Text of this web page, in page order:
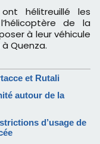
hélitreuillé les
de la
à leur véhicule
Quenza.
et Rutali
autour de la
d’usage de